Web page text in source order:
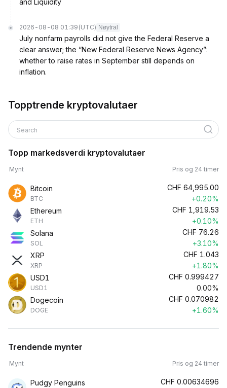
and Liquidity
2026-08-08 01:39 (UTC) Nøytral
July nonfarm payrolls did not give the Federal Reserve a
clear answer; the “New Federal Reserve News Agency”:
whether to raise rates in September still depends on
inflation.
Topptrende kryptovalutaer
Search
Topp markedsverdi kryptovalutaer
Mynt Pris og 24 timer
Bitcoin
BTC
CHF 64,995.00
+0.20%
Ethereum
ETH
CHF 1,919.53
+0.10%
Solana
SOL
CHF 76.26
+3.10%
XRP
XRP
CHF 1.043
+1.80%
USD1
USD1
CHF 0.999427
0.00%
Dogecoin
DOGE
CHF 0.070982
+1.60%
Trendende mynter
Mynt Pris og 24 timer
Pudgy Penguins CHF 0.00634696